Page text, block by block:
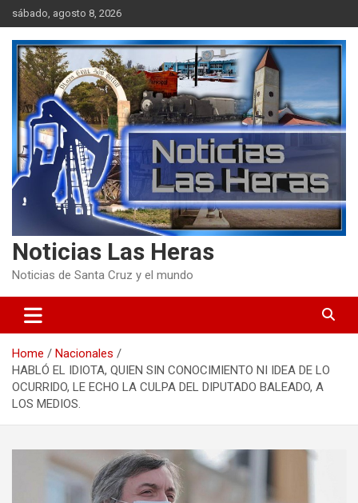
Skip
to
content
sábado, agosto 8, 2026
Noticias Las Heras
Noticias de Santa Cruz y el mundo
Home
Nacionales
HABLÓ EL IDIOTA, QUIEN SIN CONOCIMIENTO NI IDEA DE LO
OCURRIDO, LE ECHO LA CULPA DEL DIPUTADO BALEADO, A
LOS MEDIOS.